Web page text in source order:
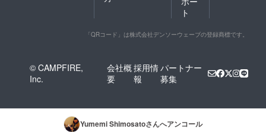
ト
「QRコード」は株式会社デンソーウェーブの登録商標です。
© CAMPFIRE,
Inc.
会社概
要
採用情
報
パートナー
募集
Yumemi Shimosatoさんへアンコール